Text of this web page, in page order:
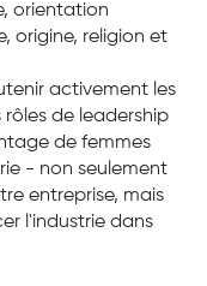
orientation
origine, religion et
activement les
de leadership
de femmes
- non seulement
entreprise, mais
l'industrie dans